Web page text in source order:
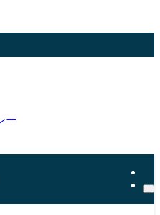
ー
イト